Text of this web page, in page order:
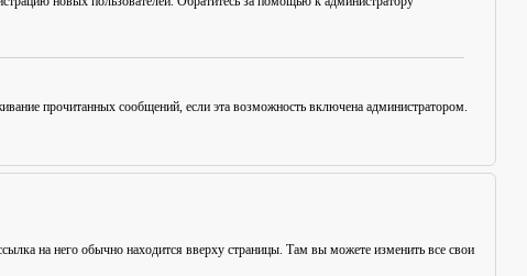
прочитанных сообщений, если эта возможность включена администратором.
на него обычно находится вверху страницы. Там вы можете изменить все свои